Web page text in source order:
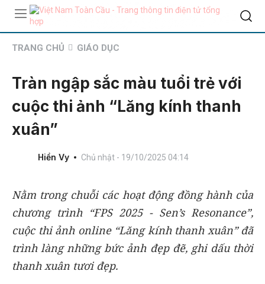
TRANG CHỦ GIÁO DỤC
Tràn ngập sắc màu tuổi trẻ với
cuộc thi ảnh “Lăng kính thanh
xuân”
Hiền Vy Chủ nhật - 19/10/2025 04:14
Nằm trong chuỗi các hoạt động đồng hành của
chương trình “FPS 2025 - Sen’s Resonance”,
cuộc thi ảnh online “Lăng kính thanh xuân” đã
trình làng những bức ảnh đẹp đẽ, ghi dấu thời
thanh xuân tươi đẹp.